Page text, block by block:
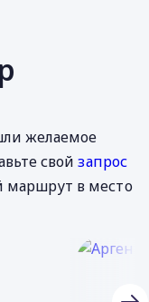
желаемое
свойзапрос
в место